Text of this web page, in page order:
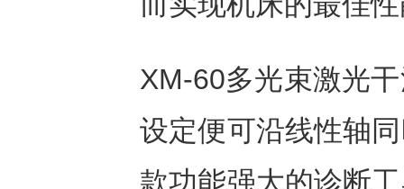
XM-60多光束激光
设定便可沿线性轴
款功能强大的诊断